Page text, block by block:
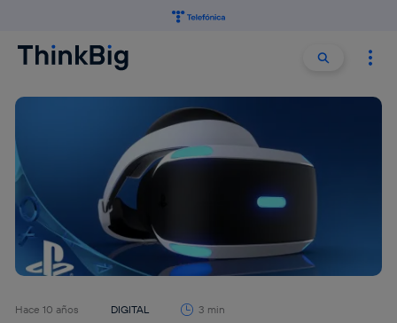
Buscar
Hace 10 años DIGITAL 3 min